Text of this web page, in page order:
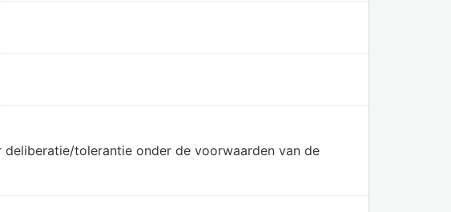
tolerantie onder de voorwaarden van de